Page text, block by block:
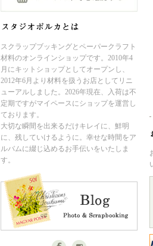
スクラップブッキングとペーパークラフト
材料のオンラインショップです。2010年4
月にキットショップとしてオープンし、
2012年6月より材料を扱うお店としてリニ
ューアルしました。2026年現在、入荷は不
定期ですがマイペースにショップを運営し
ております。
大切な瞬間を出来るだけキレイに、鮮明
に、残していけるように。幸せな時間をア
ルバムに綴じ込めるお手伝いをいたしま
す。